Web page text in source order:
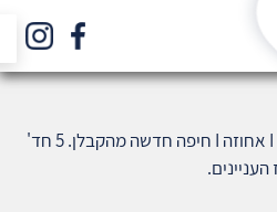
סמולנסקין I אחוזה I חיפה חדשה מהקבלן. 5 חד'